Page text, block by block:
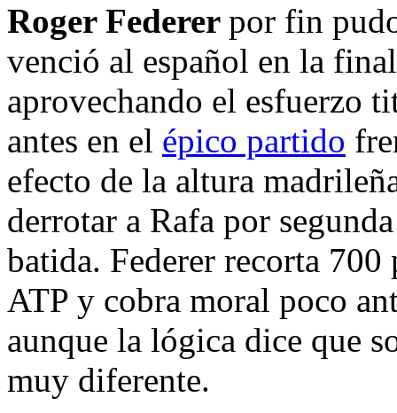
Roger Federer por fin
venció al español en la
aprovechando el esfuerzo
antes en el épico partido
efecto de la altura
derrotar a Rafa por
batida. Federer recorta
ATP y cobra moral poco
aunque la lógica dice que
muy diferente.